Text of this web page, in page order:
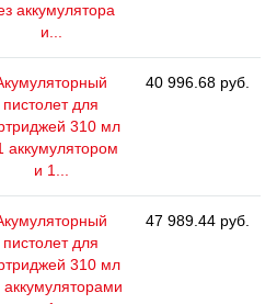
аккумулятора
и...
пистолет для
310 мл
аккумулятором
и 1...
40 996.68 руб.
пистолет для
310 мл
аккумуляторами
47 989.44 руб.